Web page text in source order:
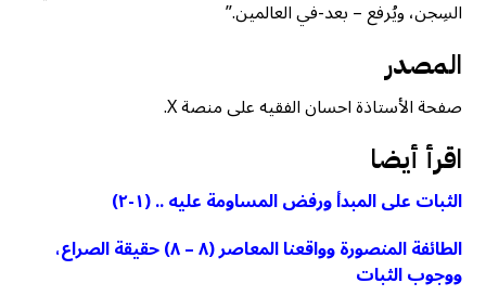
السِجن، ويُرفع – بعد-في العالمين.”
المصدر
صفحة الأستاذة احسان الفقيه على منصة X.
اقرأ أيضا
الثبات على المبدأ ورفض المساومة عليه .. (١-٢)
الطائفة المنصورة وواقعنا المعاصر (٨ – ٨) حقيقة الصراع،
ووجوب الثبات